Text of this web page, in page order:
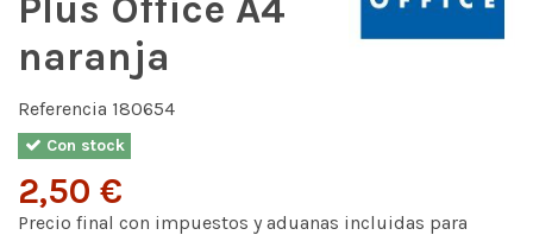
Plus Office A4
naranja
Referencia 180654
Con stock
2,50 €
Precio final con impuestos y aduanas incluidas para